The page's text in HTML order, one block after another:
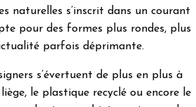
naturelles s’inscrit dans un courant
pour des formes plus rondes, plus
parfois déprimante.
s’évertuent de plus en plus à
le plastique recyclé ou encore le